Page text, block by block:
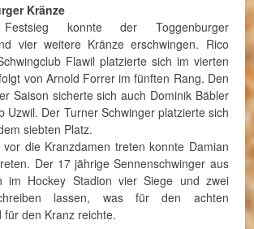
Kränze
konnte der Toggenburger
vier weitere Kränze erschwingen. Rico
Flawil platzierte sich im vierten
von Arnold Forrer im fünften Rang. Den
Saison sicherte sich auch Dominik Bäbler
Uzwil. Der Turner Schwinger platzierte sich
siebten Platz.
die Kranzdamen treten konnte Damian
Der 17 jährige Sennenschwinger aus
im Hockey Stadion vier Siege und zwei
lassen, was für den achten
für den Kranz reichte.